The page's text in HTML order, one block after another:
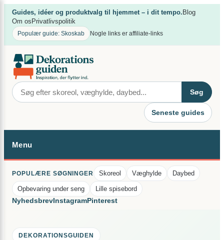
Spring
indhold
Guides, idéer og produktvalg til hjemmet – i dit tempo. Blog
Om os Privatlivspolitik
Populær guide: Skoskab Nogle links er affiliate-links
Søg
Seneste guides
Menu
POPULÆRE SØGNINGER Skoreol Væghylde Daybed
Opbevaring under seng Lille spisebord
NyhedsbrevInstagramPinterest
DEKORATIONSGUIDEN